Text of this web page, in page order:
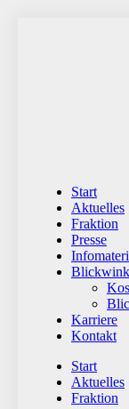
Start
Aktuelles
Fraktion
Presse
Karriere
Kontakt
Start
Aktuelles
Fraktion